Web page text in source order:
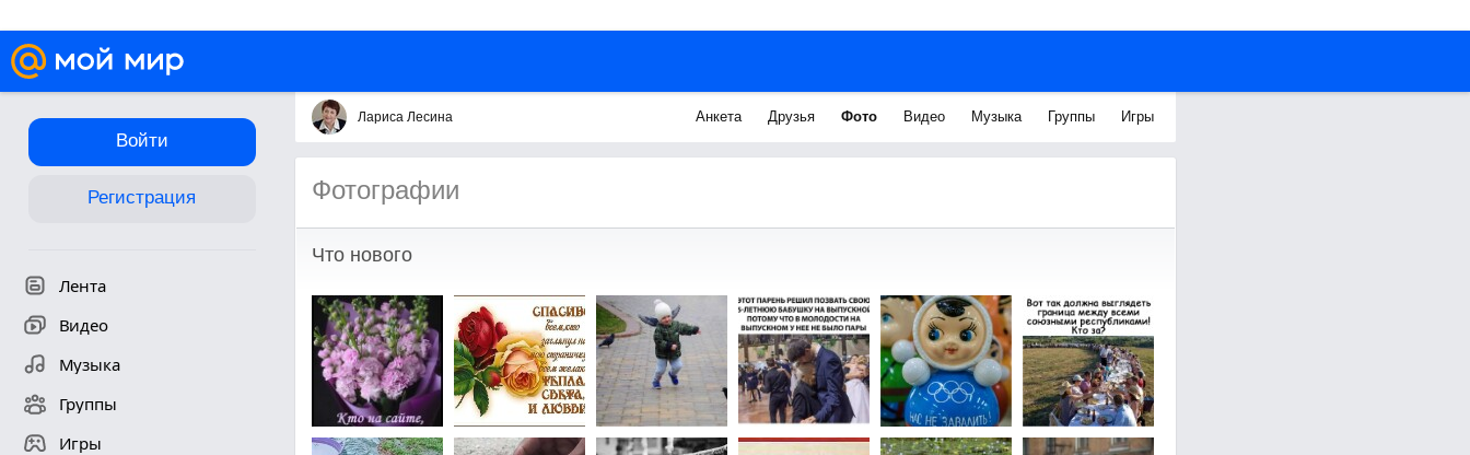
Войти
Регистрация
Лента
Видео
Музыка
Группы
Игры
Лариса Лесина Анкета Друзья Фото Видео Музыка Группы Игры
Фотографии
Что нового